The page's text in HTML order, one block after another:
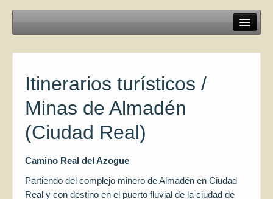
Documentación
Itinerarios turísticos /
Minas de Almadén
(Ciudad Real)
Camino Real del Azogue
Partiendo del complejo minero de Almadén en Ciudad
Real y con destino en el puerto fluvial de la ciudad de